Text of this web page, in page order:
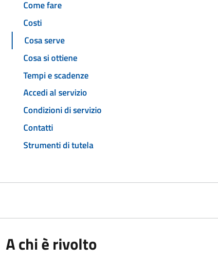
Come fare
Costi
Cosa serve
Cosa si ottiene
Tempi e scadenze
Accedi al servizio
Condizioni di servizio
Contatti
Strumenti di tutela
A chi è rivolto